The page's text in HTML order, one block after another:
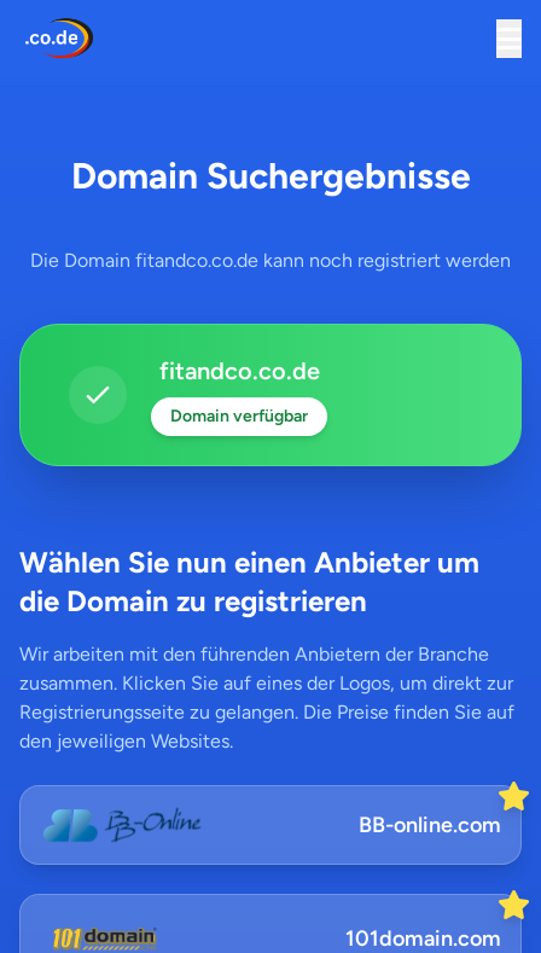
Domain Suchergebnisse
Die Domain fitandco.co.de kann noch registriert werden
fitandco.co.de
Domain verfügbar
Wählen Sie nun einen Anbieter um
die Domain zu registrieren
Wir arbeiten mit den führenden Anbietern der Branche
zusammen. Klicken Sie auf eines der Logos, um direkt zur
Registrierungsseite zu gelangen. Die Preise finden Sie auf
den jeweiligen Websites.
BB-online.com
101domain.com